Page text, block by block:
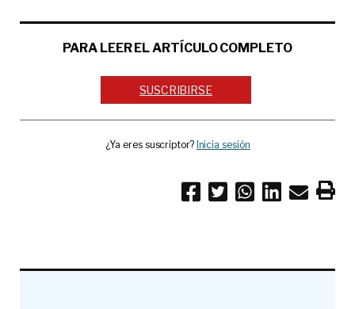
PARA LEER EL ARTÍCULO COMPLETO
SUSCRIBIRSE
¿Ya eres suscriptor? Inicia sesión